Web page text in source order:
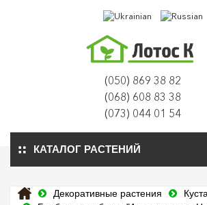
(050) 869 38 82
(068) 608 83 38
(073) 044 01 54
КАТАЛОГ РАСТЕНИЙ
Декоративные растения